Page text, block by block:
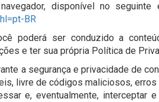
disponível no seguinte
BR
poderá ser conduzido a
e ter sua própria Política de
a segurança e privacidade de
livre de códigos maliciosos,
e, eventualmente, interceptar